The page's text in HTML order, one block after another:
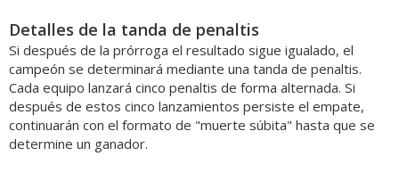
Detalles de la tanda de penaltis
Si después de la prórroga el resultado sigue igualado, el
campeón se determinará mediante una tanda de penaltis.
Cada equipo lanzará cinco penaltis de forma alternada. Si
después de estos cinco lanzamientos persiste el empate,
continuarán con el formato de "muerte súbita" hasta que se
determine un ganador.